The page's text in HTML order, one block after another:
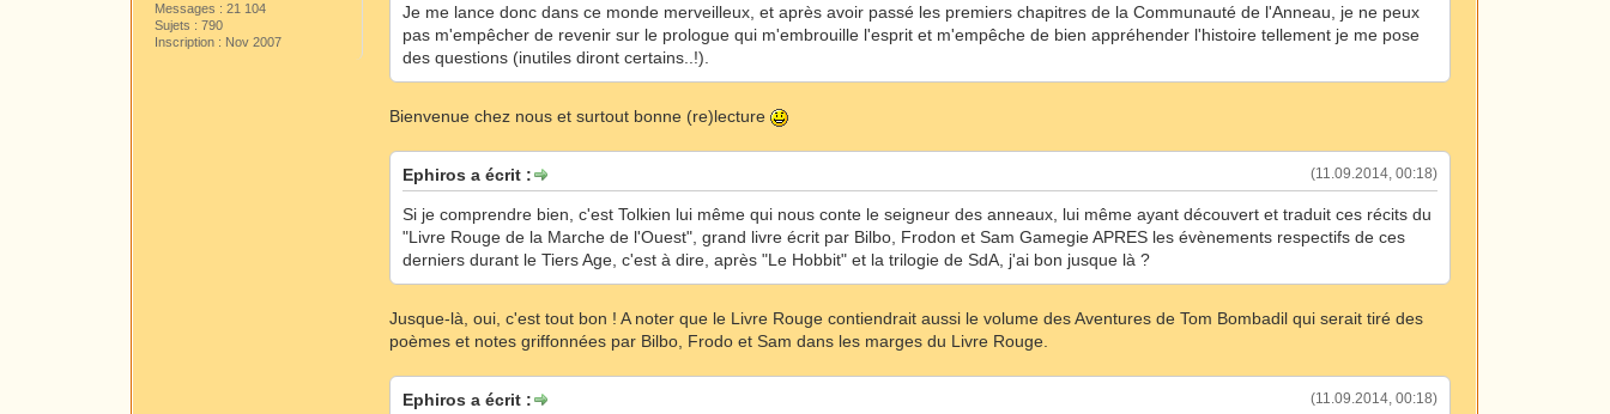
Messages : 21 104
Sujets : 790
Inscription : Nov 2007
Je me lance donc dans ce monde merveilleux, et après avoir passé les premiers chapitres de la Communauté de l'Anneau, je ne peux
pas m'empêcher de revenir sur le prologue qui m'embrouille l'esprit et m'empêche de bien appréhender l'histoire tellement je me pose
des questions (inutiles diront certains..!).
Bienvenue chez nous et surtout bonne (re)lecture
(11.09.2014, 00:18)
Ephiros a écrit :
Si je comprendre bien, c'est Tolkien lui même qui nous conte le seigneur des anneaux, lui même ayant découvert et traduit ces récits du
"Livre Rouge de la Marche de l'Ouest", grand livre écrit par Bilbo, Frodon et Sam Gamegie APRES les évènements respectifs de ces
derniers durant le Tiers Age, c'est à dire, après "Le Hobbit" et la trilogie de SdA, j'ai bon jusque là ?
Jusque-là, oui, c'est tout bon ! A noter que le Livre Rouge contiendrait aussi le volume des Aventures de Tom Bombadil qui serait tiré des
poèmes et notes griffonnées par Bilbo, Frodo et Sam dans les marges du Livre Rouge.
(11.09.2014, 00:18)
Ephiros a écrit :